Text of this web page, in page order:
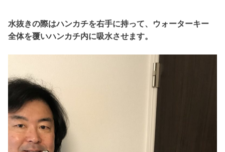
水抜きの際はハンカチを右手に持って、ウォーターキー
全体を覆いハンカチ内に吸水させます。